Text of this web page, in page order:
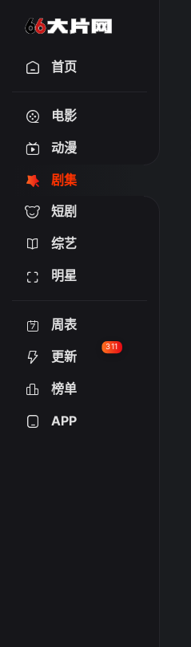
首页
电影
动漫
剧集
短剧
综艺
明星
周表
更新
311
榜单
APP